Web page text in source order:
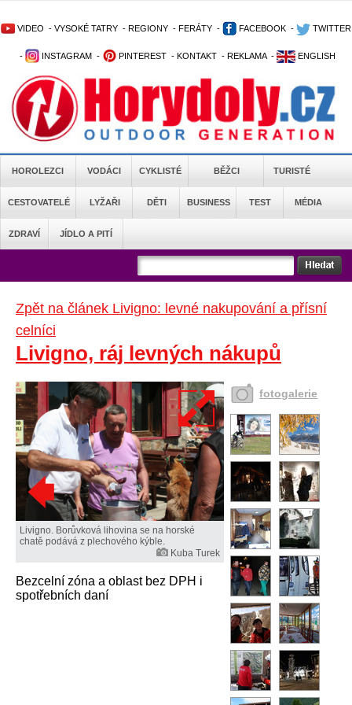
VIDEO - VYSOKÉ TATRY - REGIONY - FERÁTY - FACEBOOK - TWITTER
- INSTAGRAM - PINTEREST - KONTAKT - REKLAMA - ENGLISH
HOROLEZCI VODÁCI CYKLISTÉ BĚŽCI TURISTÉ
CESTOVATELÉ LYŽAŘI DĚTI BUSINESS TEST MÉDIA
ZDRAVÍ JÍDLO A PITÍ
Zpět na článek Livigno: levné nakupování a přísní
celníci
Livigno, ráj levných nákupů
Livigno. Borůvková lihovina se na horské
chatě podává z plechového kýble.
Kuba Turek
Bezcelní zóna a oblast bez DPH i
spotřebních daní
fotogalerie